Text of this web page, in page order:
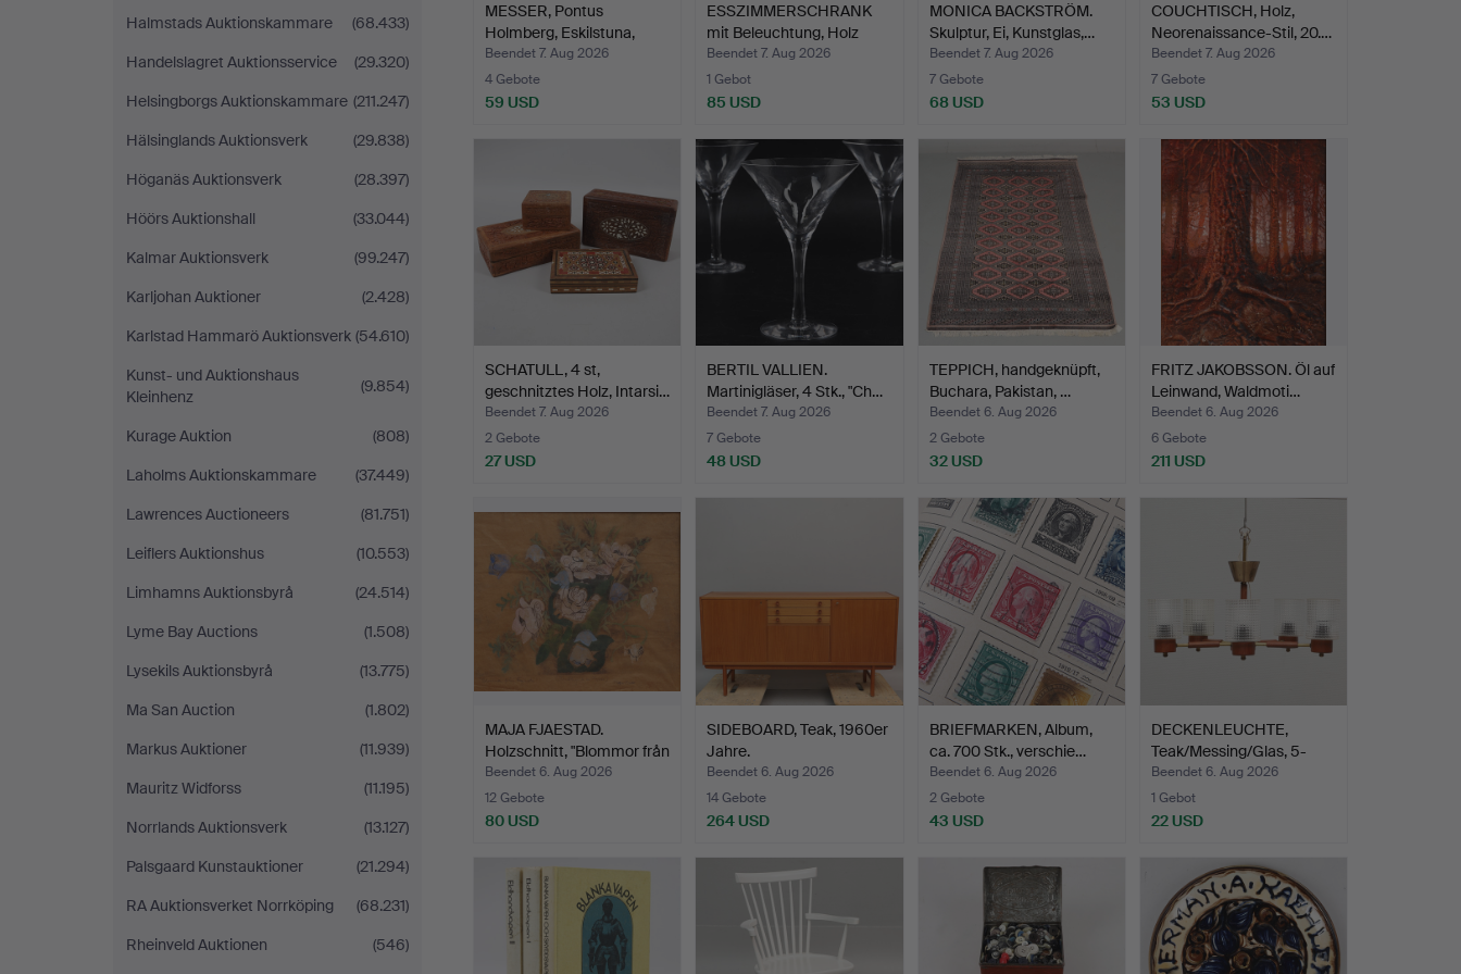
Halmstads Auktionskammare
(68.433)
Handelslagret Auktionsservice
(29.320)
Helsingborgs Auktionskammare (211.247)
Hälsinglands Auktionsverk
(29.838)
Höganäs Auktionsverk
(28.397)
Höörs Auktionshall
(33.044)
Kalmar Auktionsverk
(99.247)
Karljohan Auktioner
(2.428)
Karlstad Hammarö Auktionsverk (54.610)
Kunst- und Auktionshaus
Kleinhenz
(9.854)
Kurage Auktion
(808)
Laholms Auktionskammare
(37.449)
Lawrences Auctioneers
(81.751)
Leiflers Auktionshus
(10.553)
Limhamns Auktionsbyrå
(24.514)
Lyme Bay Auctions
(1.508)
Lysekils Auktionsbyrå
(13.775)
Ma San Auction
(1.802)
Markus Auktioner
(11.939)
Mauritz Widforss
(11.195)
Norrlands Auktionsverk
(13.127)
Palsgaard Kunstauktioner
(21.294)
RA Auktionsverket Norrköping
(68.231)
Rheinveld Auktionen
(546)
MESSER, Pontus
Holmberg, Eskilstuna,
Mitte…
Beendet 7. Aug 2026
4 Gebote
59 USD
ESSZIMMERSCHRANK
mit Beleuchtung, Holz
und…
Beendet 7. Aug 2026
1 Gebot
85 USD
MONICA BACKSTRÖM.
Skulptur, Ei, Kunstglas,…
Beendet 7. Aug 2026
7 Gebote
68 USD
COUCHTISCH, Holz,
Neorenaissance-Stil, 20.…
Beendet 7. Aug 2026
7 Gebote
53 USD
SCHATULL, 4 st,
geschnitztes Holz, Intarsi…
Beendet 7. Aug 2026
2 Gebote
27 USD
BERTIL VALLIEN.
Martinigläser, 4 Stk., "Ch…
Beendet 7. Aug 2026
7 Gebote
48 USD
TEPPICH, handgeknüpft,
Buchara, Pakistan, …
Beendet 6. Aug 2026
2 Gebote
32 USD
FRITZ JAKOBSSON. Öl auf
Leinwand, Waldmoti…
Beendet 6. Aug 2026
6 Gebote
211 USD
MAJA FJAESTAD.
Holzschnitt, "Blommor från
…
Beendet 6. Aug 2026
12 Gebote
80 USD
SIDEBOARD, Teak, 1960er
Jahre.
Beendet 6. Aug 2026
14 Gebote
264 USD
BRIEFMARKEN, Album,
ca. 700 Stk., verschie…
Beendet 6. Aug 2026
2 Gebote
43 USD
DECKENLEUCHTE,
Teak/Messing/Glas, 5-
flammi…
Beendet 6. Aug 2026
1 Gebot
22 USD